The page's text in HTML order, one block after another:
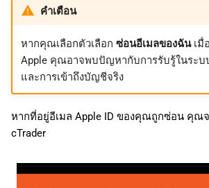
คำเตือน
หากคุณเลือกตัวเลือก ซ่อนอีเมลของฉันเมื่
Apple คุณอาจพบปัญหากับการรับรู้ในระบ
และการเข้าถึงบัญชีจริง
หากที่อยู่อีเมล Apple ID ของคุณถูกซ่อน คุณ
cTrader